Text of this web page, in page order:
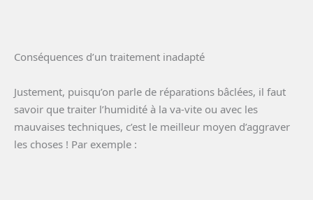
Conséquences d’un traitement inadapté
Justement, puisqu’on parle de réparations bâclées, il faut
savoir que traiter l’humidité à la va-vite ou avec les
mauvaises techniques, c’est le meilleur moyen d’aggraver
les choses ! Par exemple :